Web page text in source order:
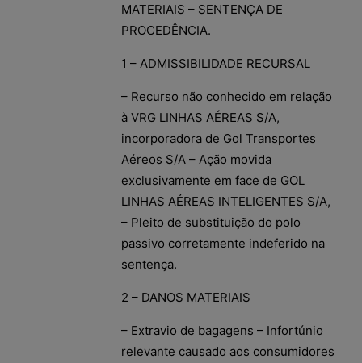
MATERIAIS – SENTENÇA DE
PROCEDÊNCIA.
1 – ADMISSIBILIDADE RECURSAL
– Recurso não conhecido em relação
à VRG LINHAS AÉREAS S/A,
incorporadora de Gol Transportes
Aéreos S/A – Ação movida
exclusivamente em face de GOL
LINHAS AÉREAS INTELIGENTES S/A,
– Pleito de substituição do polo
passivo corretamente indeferido na
sentença.
2 – DANOS MATERIAIS
– Extravio de bagagens – Infortúnio
relevante causado aos consumidores